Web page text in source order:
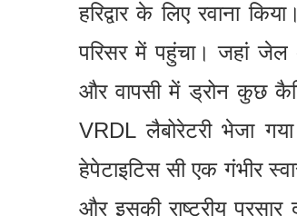
हरिद्वार के लिए रवाना
परिसर में पहुंचा। जहां जेल
और वापसी में ड्रोन कुछ
VRDL लैबोरेटरी भेजा
हेपेटाइटिस सी एक गंभीर
और इसकी राष्ट्रीय